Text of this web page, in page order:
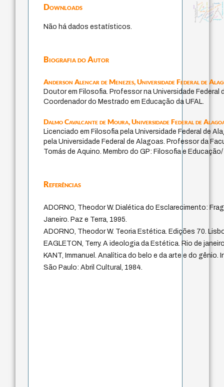
Downloads
Não há dados estatísticos.
Biografia do Autor
Anderson Alencar de Menezes,Universidade Federal de
Doutor em Filosofia. Professor na Universidade Federal
Coordenador do Mestrado em Educação da UFAL.
Dalmo Cavalcante de Moura,Universidade Federal de
Licenciado em Filosofia pela Universidade Federal de
pela Universidade Federal de Alagoas. Professor da
Tomás de Aquino. Membro do GP: Filosofia e
Referências
ADORNO, Theodor W. Dialética do Esclarecimento:
Janeiro. Paz e Terra, 1995.
ADORNO, Theodor W. Teoria Estética. Edições 70.
EAGLETON, Terry. A ideologia da Estética. Rio de
KANT, Immanuel. Analítica do belo e da arte e do gênio.
São Paulo: Abril Cultural, 1984.
fundamentalismo
jacobi
protágoras experiência temporal
metafísica do tempo
género
idade
intolerância
identidade nacional
filosofia brasileira
j.c.m. neto
palavra
perdón
leyes
violencia
guayaquillogos
pedagogia
lei arquivos mentais
desejo bataille
animais